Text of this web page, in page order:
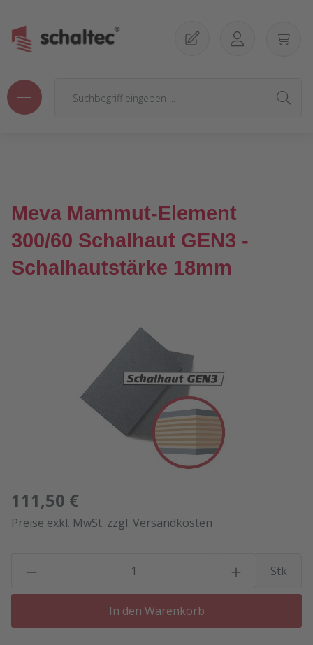
Meva Mammut-Element
300/60 Schalhaut GEN3 -
Schalhautstärke 18mm
Bildergalerie überspringen
111,50 €
Preise exkl. MwSt. zzgl. Versandkosten
Stk
In den Warenkorb